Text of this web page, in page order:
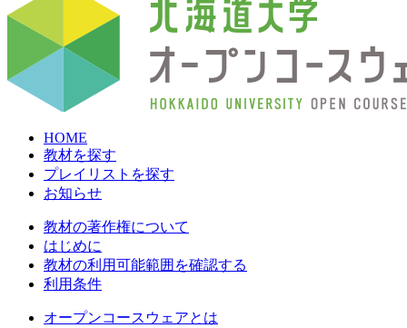
HOME
教材を探す
プレイリストを探す
お知らせ
教材の著作権について
はじめに
教材の利用可能範囲を確認する
利用条件
オープンコースウェアとは